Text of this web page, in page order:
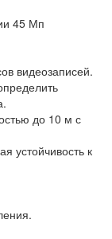
45 Мп
видеозаписей.
до 10 м с
устойчивость к